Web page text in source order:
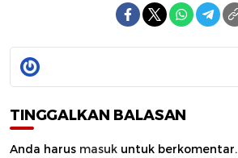
TINGGALKAN BALASAN
Anda harus masuk untuk berkomentar.